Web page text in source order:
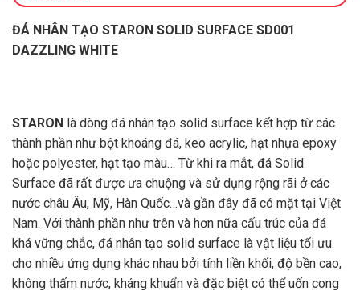
ĐÁ NHÂN TẠO STARON SOLID SURFACE SD001
DAZZLING WHITE
STARON là dòng đá nhân tạo solid surface kết hợp từ các
thành phần như bột khoáng đá, keo acrylic, hạt nhựa epoxy
hoặc polyester, hạt tạo màu… Từ khi ra mắt, đá Solid
Surface đã rất được ưa chuộng và sử dụng rộng rãi ở các
nước châu Âu, Mỹ, Hàn Quốc…và gần đây đã có mặt tại Việt
Nam. Với thành phần như trên và hơn nữa cấu trúc của đá
khá vững chắc, đá nhân tạo solid surface là vật liệu tối ưu
cho nhiều ứng dụng khác nhau bởi tính liền khối, độ bền cao,
không thấm nước, kháng khuẩn và đặc biệt có thể uốn cong